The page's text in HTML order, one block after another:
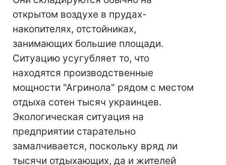
открытом воздухе в прудах-
накопителях, отстойниках,
занимающих большие площади.
Ситуацию усугубляет то, что
находятся производственные
мощности "Агринола" рядом с местом
отдыха сотен тысяч украинцев.
Экологическая ситуация на
предприятии старательно
замалчивается, поскольку вряд ли
тысячи отдыхающих, да и жителей